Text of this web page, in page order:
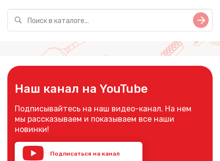
Наш канал на YouTube
Подписывайтесь на наш видео-канал. На нем
мы рассказываем и показываем все наши
новинки!
Подписаться на канал